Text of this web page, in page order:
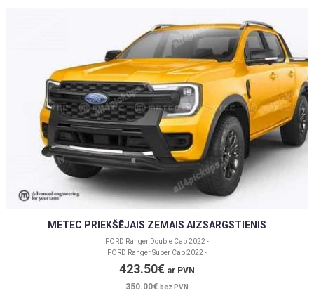
METEC PRIEKŠĒJAIS ZEMAIS AIZSARGSTIENIS
FORD Ranger Double Cab 2022 -
FORD Ranger Super Cab 2022 -
423.50€ ar PVN
350.00€ bez PVN